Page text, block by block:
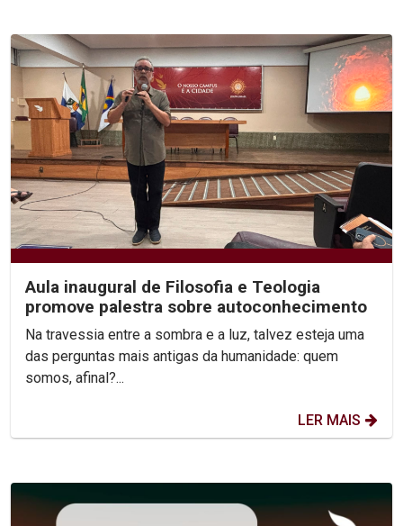
Aula inaugural de Filosofia e Teologia
promove palestra sobre autoconhecimento
Na travessia entre a sombra e a luz, talvez esteja uma
das perguntas mais antigas da humanidade: quem
somos, afinal?...
LER MAIS